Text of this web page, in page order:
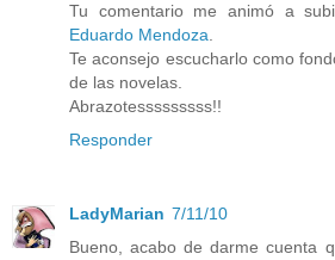
Tu comentario me animó a
Eduardo Mendoza
Te aconsejo escucharlo como
de las novelas.
Abrazotesssssssss!!
Responder
LadyMarian 7/11/10
Bueno, acabo de darme cuenta